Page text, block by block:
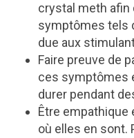
crystal meth afin
symptômes tels
due aux
Faire preuve de
ces symptômes
durer pendant
Être empathique
où elles en sont.